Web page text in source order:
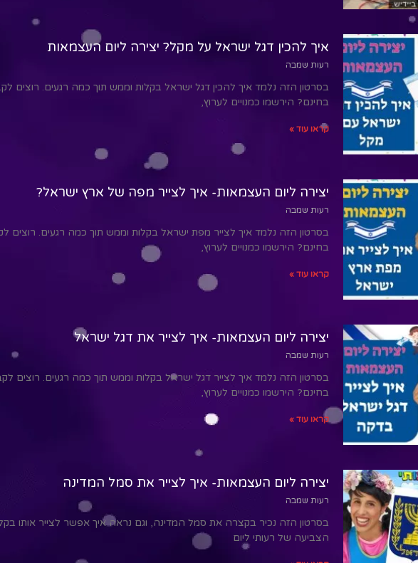
איך להכין דגל ישראל על מקל? יצירה ליום העצמאות
רעות שמבה
בסרטון הזה נלמד איך להכין דגל ישראל בקלות וממש תוך כמה רגעים. רוצים
בחינם? הירשמו כמנויים לערוץ,
קראו עוד »
יצירה ליום העצמאות- איך לצייר מפה של ארץ ישראל?
רעות שמבה
בסרטון הזה נלמד איך לצייר מפת ישראל בקלות וממש תוך כמה רגעים. רוצים
בחינם? הירשמו כמנויים לערוץ,
קראו עוד »
יצירה ליום העצמאות- איך לצייר את דגל ישראל
רעות שמבה
בסרטון הזה נלמד איך לצייר דגל ישראל בקלות וממש תוך כמה רגעים. רוצים
בחינם? הירשמו כמנויים לערוץ,
קראו עוד »
יצירה ליום העצמאות- איך לצייר את סמל המדינה
רעות שמבה
בסרטון הזה נכיר בקצרה את סמל המדינה, וגם נראה איך אפשר לצייר אותו
הצביעה של רעותי ליום